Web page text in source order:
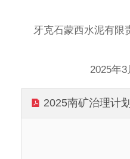
牙克石蒙西水泥有限
2025年3
2025南矿治理计